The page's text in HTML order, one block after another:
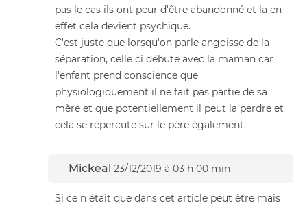
pas le cas ils ont peur d'être abandonné et la en
effet cela devient psychique.
C'est juste que lorsqu'on parle angoisse de la
séparation, celle ci débute avec la maman car
l'enfant prend conscience que
physiologiquement il ne fait pas partie de sa
mère et que potentiellement il peut la perdre et
cela se répercute sur le père également.
Mickeal 23/12/2019 à 03 h 00 min
Si ce n était que dans cet article peut être mais